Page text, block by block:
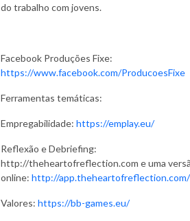
do trabalho com jovens.
Facebook Produções Fixe:
https://www.facebook.com/ProducoesFixe
Ferramentas temáticas:
Empregabilidade: https://emplay.eu/
Reflexão e Debriefing:
http://theheartofreflection.com e uma
online: http://app.theheartofreflection.com/
Valores: https://bb-games.eu/